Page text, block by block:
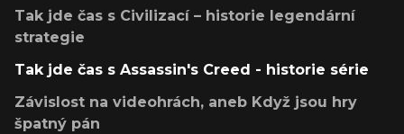
Tak jde čas s Civilizací – historie legendární
strategie
Tak jde čas s Assassin's Creed - historie série
Závislost na videohrách, aneb Když jsou hry
špatný pán